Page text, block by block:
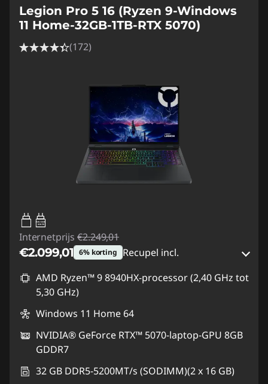
Legion Pro 5 16 (Ryzen 9-Windows
11 Home-32GB-1TB-RTX 5070)
(172)
65W-100W
USB PD
Internetprijs €2.249,01
€2.099,01 6% korting Recupel incl.
eCoupon-besparingen :-€150,00
AMD Ryzen™ 9 8940HX-processor (2,40 GHz tot
5,30 GHz)
Windows 11 Home 64
NVIDIA® GeForce RTX™ 5070-laptop-GPU 8GB
GDDR7
32 GB DDR5-5200MT/s (SODIMM)(2 x 16 GB)